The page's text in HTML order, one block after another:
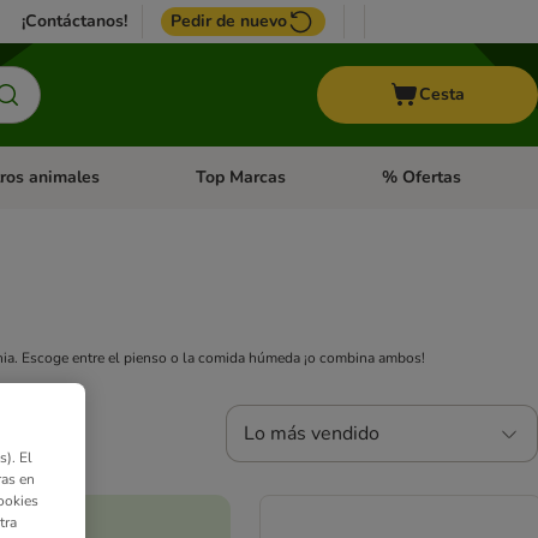
¡Contáctanos! Pedir de nuevo
Cesta
Roedores y +
de categoria abierto: Pájaros
animales Menú de categoria abierto: Otros animales
Top Marcas Menú de categoria
% Ofertas
Escoge entre el pienso o la comida húmeda ¡o combina ambos!
Lo más vendido
El
en